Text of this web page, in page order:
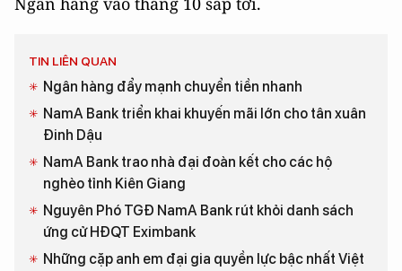
TIN LIÊN QUAN
Ngân hàng đẩy mạnh chuyển tiền nhanh
NamA Bank triển khai khuyến mãi lớn cho tân xuân
Đinh Dậu
NamA Bank trao nhà đại đoàn kết cho các hộ
nghèo tỉnh Kiên Giang
Nguyên Phó TGĐ NamA Bank rút khỏi danh sách
ứng cử HĐQT Eximbank
Những cặp anh em đại gia quyền lực bậc nhất Việt